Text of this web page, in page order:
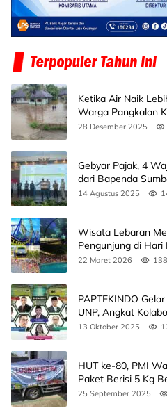
Ketika Air Naik
Warga Pangkalan
Banjir
28 Desember 2025
Gebyar Pajak, 4
dari Bapenda
14 Agustus 2025
Wisata Lebaran
Pengunjung di Hari
22 Maret 2026
PAPTEKINDO
UNP, Angkat
Agendanya
13 Oktober 2025
HUT ke-80, PMI
Paket Berisi 5 Kg
25 September 2025